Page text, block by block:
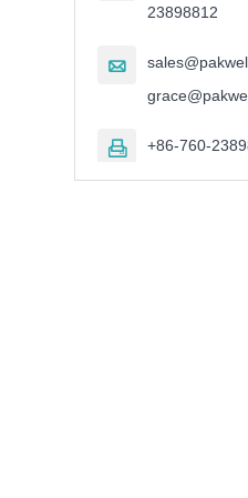
23898812

 +86-760-